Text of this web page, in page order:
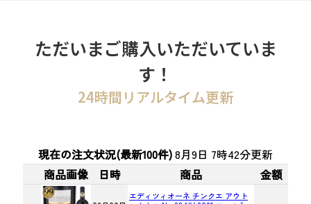
ただいまご購入いただいていま
す！
24時間リアルタイム更新